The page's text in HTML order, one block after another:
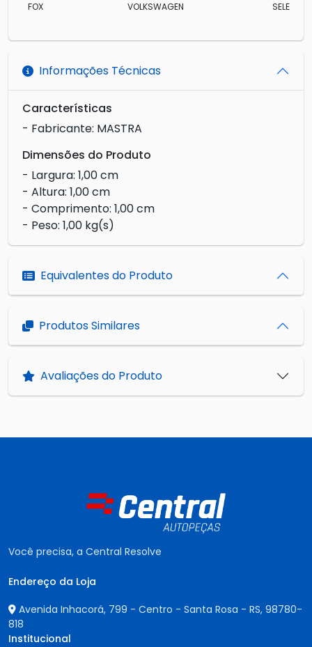
FOX VOLKSWAGEN SELEÇÃO
Informações Técnicas
Características
- Fabricante: MASTRA
Dimensões do Produto
- Largura: 1,00 cm
- Altura: 1,00 cm
- Comprimento: 1,00 cm
- Peso: 1,00 kg(s)
Equivalentes do Produto
Produtos Similares
Avaliações do Produto
Você precisa, a Central Resolve
Endereço da Loja
Avenida Inhacorá, 799 - Centro - Santa Rosa - RS, 98780-
818
Institucional